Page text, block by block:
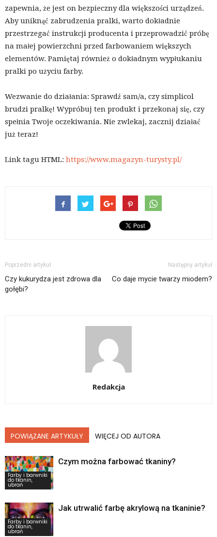
zapewnia, że jest on bezpieczny dla większości urządzeń.
Aby uniknąć zabrudzenia pralki, warto dokładnie
przestrzegać instrukcji producenta i przeprowadzić próbę
na małej powierzchni przed farbowaniem większych
elementów. Pamiętaj również o dokładnym wypłukaniu
pralki po użyciu farby.
Wezwanie do działania: Sprawdź sam/a, czy simplicol
brudzi pralkę! Wypróbuj ten produkt i przekonaj się, czy
spełnia Twoje oczekiwania. Nie zwlekaj, zacznij działać
już teraz!
Link tagu HTML: https://www.magazyn-turysty.pl/
Poprzedni artykuł
Czy kukurydza jest zdrowa dla
gołębi?
Następny artykuł
Co daje mycie twarzy miodem?
Redakcja
POWIĄZANE ARTYKUŁY WIĘCEJ OD AUTORA
Farby i barwniki
do tkanin,
ubrań
Czym można farbować tkaniny?
Farby i barwniki
do tkanin,
ubrań
Jak utrwalić farbę akrylową na tkaninie?